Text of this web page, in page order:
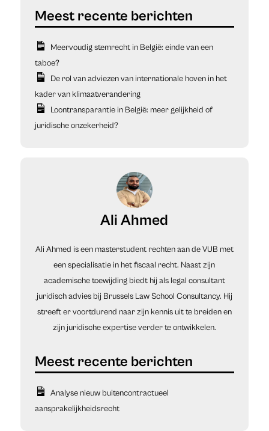
Meervoudig stemrecht in België: einde van een
taboe?
De rol van adviezen van internationale hoven in het
kader van klimaatverandering
Loontransparantie in België: meer gelijkheid of
juridische onzekerheid?
Ali Ahmed
Ali Ahmed is een masterstudent rechten aan de VUB met
een specialisatie in het fiscaal recht. Naast zijn
academische toewijding biedt hij als legal consultant
juridisch advies bij Brussels Law School Consultancy. Hij
streeft er voortdurend naar zijn kennis uit te breiden en
zijn juridische expertise verder te ontwikkelen.
Analyse nieuw buitencontractueel
aansprakelijkheidsrecht